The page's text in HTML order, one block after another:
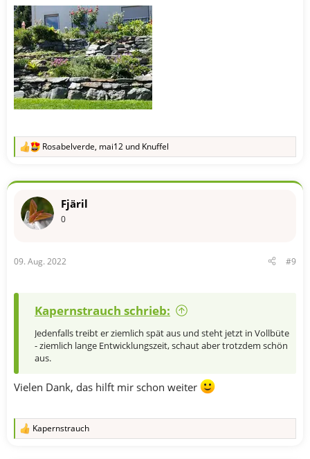
R
k
o
:
Rosabelverde, mai12 und Knuffel
Fjäril
0
09. Aug. 2022 #9
Kapernstrauch schrieb:
Jedenfalls treibt er ziemlich spät aus und steht jetzt in Vollbüte
- ziemlich lange Entwicklungszeit, schaut aber trotzdem schön
aus.
Vielen Dank, das hilft mir schon weiter
R
Kapernstrauch